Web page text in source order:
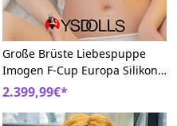
Große Brüste Liebespuppe
Imogen F-Cup Europa Silikon
172cm Schöne Nackte
2.399,99€*